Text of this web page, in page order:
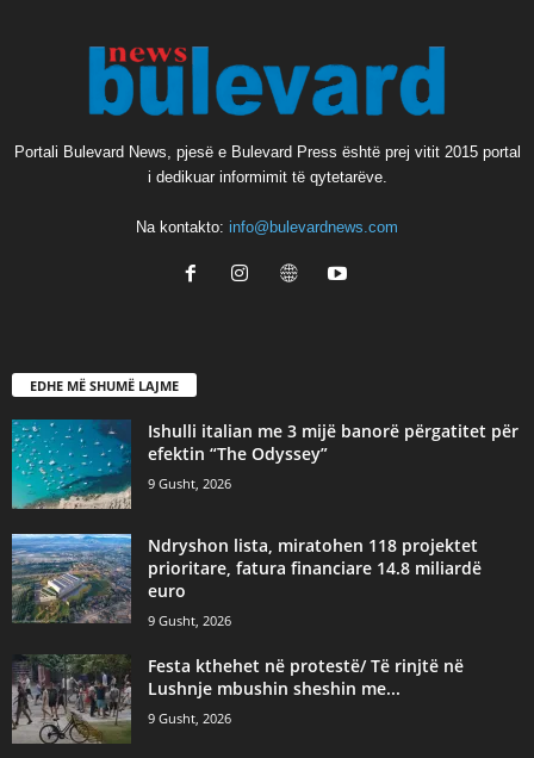
Portali Bulevard News, pjesë e Bulevard Press është prej vitit 2015 portal
i dedikuar informimit të qytetarëve.
Na kontakto: info@bulevardnews.com
EDHE MË SHUMË LAJME
Ishulli italian me 3 mijë banorë përgatitet për
efektin “The Odyssey”
9 Gusht, 2026
Ndryshon lista, miratohen 118 projektet
prioritare, fatura financiare 14.8 miliardë
euro
9 Gusht, 2026
Festa kthehet në protestë/ Të rinjtë në
Lushnje mbushin sheshin me...
9 Gusht, 2026